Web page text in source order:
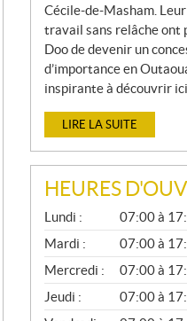
Cécile-de-Masham.
travail sans relâche ont
Doo de devenir un
d’importance en
inspirante à découvrir
LIRE LA SUITE
HEURES
G
É
N
É
R
A
L
Lundi :
07:00 à
Mardi :
07:00 à
Mercredi :
07:00 à
Jeudi :
07:00 à